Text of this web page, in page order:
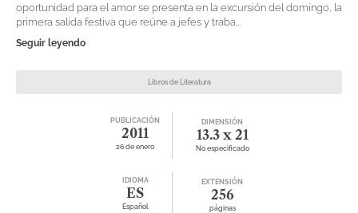
oportunidad para el amor se presenta en la excursión del domingo, la
primera salida festiva que reúne a jefes y traba...
Seguir leyendo
Libros de Literatura
PUBLICACIÓN
2011
26 de enero
DIMENSIÓN
13.3 x 21
No especificado
IDIOMA
ES
Español
EXTENSIÓN
256
páginas